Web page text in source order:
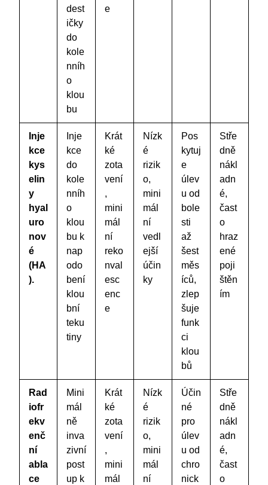
dest
ičky
do
kole
nníh
o
klou
bu
e
Inje
kce
kys
elin
y
hyal
uro
nov
é
(HA
).
Inje
kce
do
kole
nníh
o
klou
bu k
nap
odo
bení
klou
bní
teku
tiny
Krát
ké
zota
vení
,
mini
mál
ní
reko
nval
esc
enc
e
Nízk
é
rizik
o,
mini
mál
ní
vedl
ejší
účin
ky
Pos
kytuj
e
úlev
u od
bole
sti
až
šest
měs
íců,
zlep
šuje
funk
ci
klou
bů
Stře
dně
nákl
adn
é,
čast
o
hraz
ené
poji
štěn
ím
Rad
iofr
ekv
enč
ní
abla
ce
Mini
mál
ně
inva
zivní
post
up k
Krát
ké
zota
vení
,
mini
mál
Nízk
é
rizik
o,
mini
mál
ní
Účin
né
pro
úlev
u od
chro
nick
Stře
dně
nákl
adn
é,
čast
o